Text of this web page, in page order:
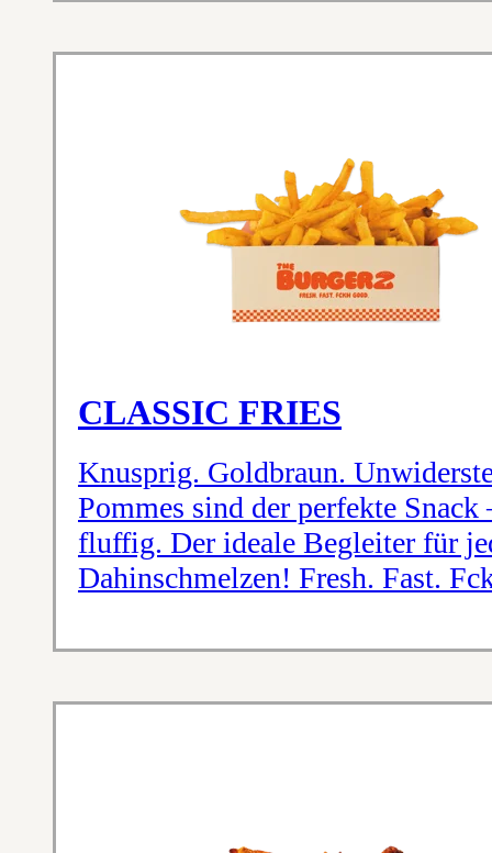
CLASSIC FRIES
Knusprig. Goldbraun.
Pommes sind der perfekte
fluffig. Der ideale Begleiter für
Dahinschmelzen! Fresh. Fast.